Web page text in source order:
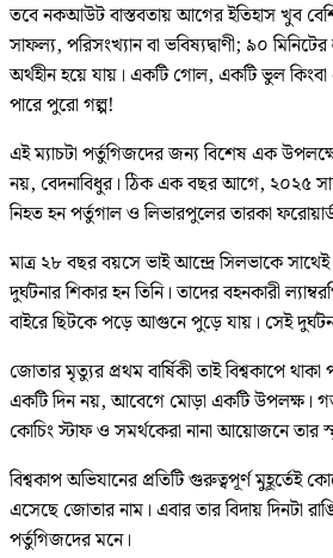
তবে নকআউট বাস্তবতায় আগের ইতিহাস খুব
সাফল্য, পরিসংখ্যান বা ভবিষ্যদ্বাণী; ৯০
অর্থহীন হয়ে যায়। একটি গোল, একটি ভুল কিংবা
পারে পুরো গল্প!
এই ম্যাচটা পর্তুগিজদের জন্য বিশেষ এক
নয়, বেদনাবিধুর। ঠিক এক বছর আগে, ২০২৫
নিহত হন পর্তুগাল ও লিভারপুলের তারকা
মাত্র ২৮ বছর বয়সে ভাই আন্দ্রে সিলভাকে
দুর্ঘটনার শিকার হন তিনি। তাদের বহনকারী
বাইরে ছিটকে পড়ে আগুনে পুড়ে যায়। সেই
জোতার মৃত্যুর প্রথম বার্ষিকী তাই বিশ্বকাপে
একটি দিন নয়, আবেগে মোড়া একটি উপলক্ষ।
কোচিং স্টাফ ও সমর্থকেরা নানা আয়োজনে তার
বিশ্বকাপ অভিযানের প্রতিটি গুরুত্বপূর্ণ মুহূর্তেই
এসেছে জোতার নাম। এবার তার বিদায় দিনটা
পর্তুগিজদের মনে।